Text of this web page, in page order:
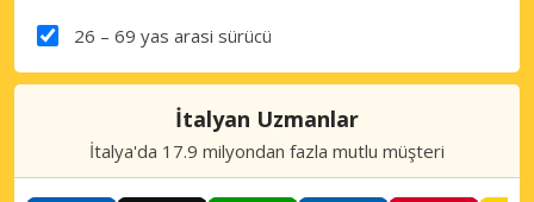
26 – 69 yas arasi sürücü
İtalyan Uzmanlar
İtalya'da 17.9 milyondan fazla mutlu müşteri